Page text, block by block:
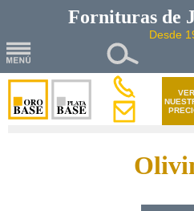
Fornituras de
Desde
VER